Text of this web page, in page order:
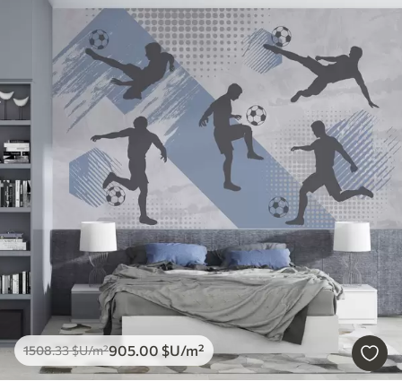
1508.33$U/m²905.00 $U/m²